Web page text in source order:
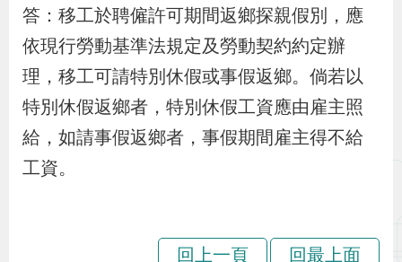
發
布
為
民
服
務
答：移工於聘僱許可期間返鄉探親假別，應
依現行勞動基準法規定及勞動契約約定辦
理，移工可請特別休假或事假返鄉。倘若以
特別休假返鄉者，特別休假工資應由雇主照
給，如請事假返鄉者，事假期間雇主得不給
工資。
回上一頁 回最上面